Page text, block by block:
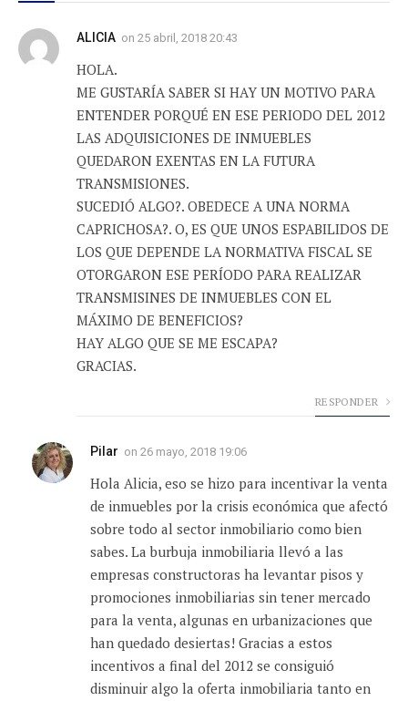
ALICIA on 25 abril, 2018 20:43
HOLA.
ME GUSTARÍA SABER SI HAY UN MOTIVO PARA
ENTENDER PORQUÉ EN ESE PERIODO DEL 2012
LAS ADQUISICIONES DE INMUEBLES
QUEDARON EXENTAS EN LA FUTURA
TRANSMISIONES.
SUCEDIÓ ALGO?. OBEDECE A UNA NORMA
CAPRICHOSA?. O, ES QUE UNOS ESPABILIDOS DE
LOS QUE DEPENDE LA NORMATIVA FISCAL SE
OTORGARON ESE PERÍODO PARA REALIZAR
TRANSMISINES DE INMUEBLES CON EL
MÁXIMO DE BENEFICIOS?
HAY ALGO QUE SE ME ESCAPA?
GRACIAS.
RESPONDER
Pilar on 26 mayo, 2018 19:06
Hola Alicia, eso se hizo para incentivar la venta
de inmuebles por la crisis económica que afectó
sobre todo al sector inmobiliario como bien
sabes. La burbuja inmobiliaria llevó a las
empresas constructoras ha levantar pisos y
promociones inmobiliarias sin tener mercado
para la venta, algunas en urbanizaciones que
han quedado desiertas! Gracias a estos
incentivos a final del 2012 se consiguió
disminuir algo la oferta inmobiliaria tanto en